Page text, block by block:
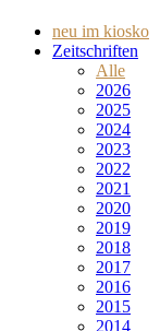
neu im kiosko
Zeitschriften
Alle
2026
2025
2024
2023
2022
2021
2020
2019
2018
2017
2016
2015
2014